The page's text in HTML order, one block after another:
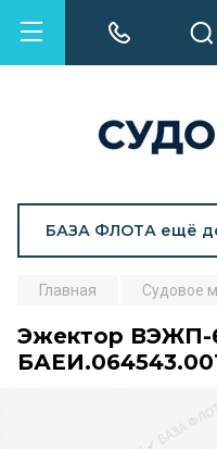
БАЗА ФЛОТА ещё
Главная Судовое
Эжектор ВЭЖП-